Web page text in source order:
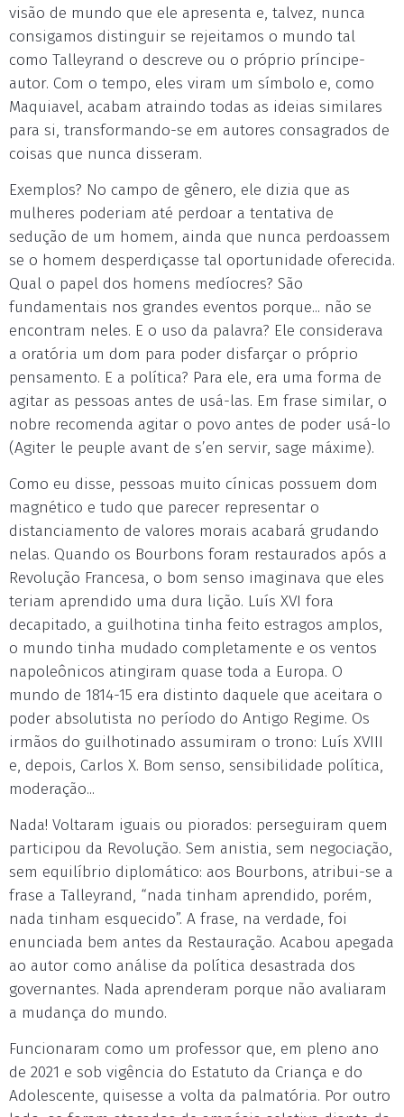
visão de mundo que ele apresenta e, talvez, nunca
consigamos distinguir se rejeitamos o mundo tal
como Talleyrand o descreve ou o próprio príncipe-
autor. Com o tempo, eles viram um símbolo e, como
Maquiavel, acabam atraindo todas as ideias similares
para si, transformando-se em autores consagrados de
coisas que nunca disseram.
Exemplos? No campo de gênero, ele dizia que as
mulheres poderiam até perdoar a tentativa de
sedução de um homem, ainda que nunca perdoassem
se o homem desperdiçasse tal oportunidade oferecida.
Qual o papel dos homens medíocres? São
fundamentais nos grandes eventos porque... não se
encontram neles. E o uso da palavra? Ele considerava
a oratória um dom para poder disfarçar o próprio
pensamento. E a política? Para ele, era uma forma de
agitar as pessoas antes de usá-las. Em frase similar, o
nobre recomenda agitar o povo antes de poder usá-lo
(Agiter le peuple avant de s’en servir, sage máxime).
Como eu disse, pessoas muito cínicas possuem dom
magnético e tudo que parecer representar o
distanciamento de valores morais acabará grudando
nelas. Quando os Bourbons foram restaurados após a
Revolução Francesa, o bom senso imaginava que eles
teriam aprendido uma dura lição. Luís XVI fora
decapitado, a guilhotina tinha feito estragos amplos,
o mundo tinha mudado completamente e os ventos
napoleônicos atingiram quase toda a Europa. O
mundo de 1814-15 era distinto daquele que aceitara o
poder absolutista no período do Antigo Regime. Os
irmãos do guilhotinado assumiram o trono: Luís XVIII
e, depois, Carlos X. Bom senso, sensibilidade política,
moderação...
Nada! Voltaram iguais ou piorados: perseguiram quem
participou da Revolução. Sem anistia, sem negociação,
sem equilíbrio diplomático: aos Bourbons, atribui-se a
frase a Talleyrand, “nada tinham aprendido, porém,
nada tinham esquecido”. A frase, na verdade, foi
enunciada bem antes da Restauração. Acabou apegada
ao autor como análise da política desastrada dos
governantes. Nada aprenderam porque não avaliaram
a mudança do mundo.
Funcionaram como um professor que, em pleno ano
de 2021 e sob vigência do Estatuto da Criança e do
Adolescente, quisesse a volta da palmatória. Por outro